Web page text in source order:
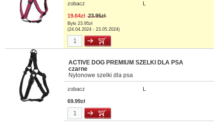
zobacz L
19.64zł 23.95zł
Było 23.95zł
(24.04.2024 - 23.05.2024)
ACTIVE DOG PREMIUM SZELKI DLA PSA
czarne
Nylonowe szelki dla psa
zobacz L
69.99zł